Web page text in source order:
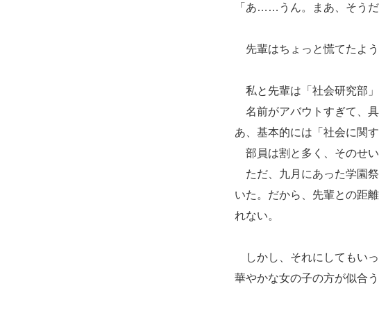
「あ……うん。まあ、そう
先輩はちょっと慌てたよう
私と先輩は「社会研究部」
名前がアバウトすぎて、
あ、基本的には「社会に関
部員は割と多く、そのせい
ただ、九月にあった学園
いた。だから、先輩との距
れない。
しかし、それにしてもい
華やかな女の子の方が似合う